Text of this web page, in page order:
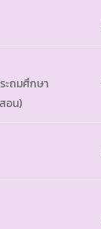
ถมศึกษา
อน)